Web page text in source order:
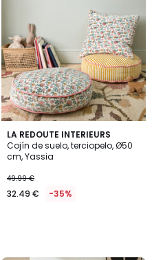
LA REDOUTE INTERIEURS
Cojín de suelo, terciopelo, Ø50
cm, Yassia
49.99 €
32.49 € -35%